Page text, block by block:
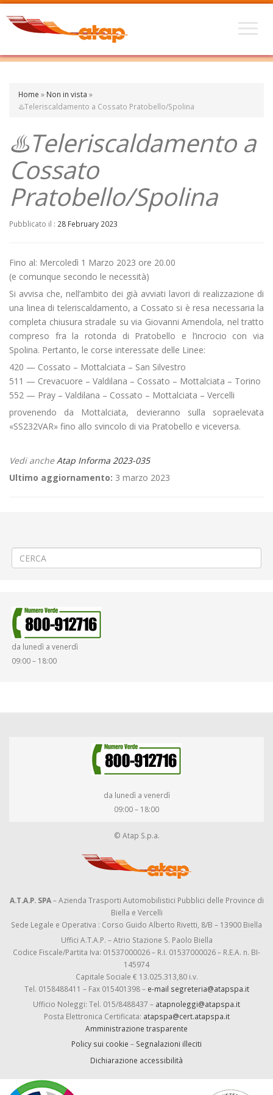
Home » Non in vista »
♨️Teleriscaldamento a Cossato Pratobello/Spolina
♨️Teleriscaldamento a
Cossato
Pratobello/Spolina
Pubblicato il : 28 February 2023
Fino al: Mercoledì 1 Marzo 2023 ore 20.00
(e comunque secondo le necessità)
Si avvisa che, nell’ambito dei già avviati lavori di realizzazione di
una linea di teleriscaldamento, a Cossato si è resa necessaria la
completa chiusura stradale su via Giovanni Amendola, nel tratto
compreso fra la rotonda di Pratobello e l’incrocio con via
Spolina. Pertanto, le corse interessate delle Linee:
420 — Cossato – Mottalciata – San Silvestro
511 — Crevacuore – Valdilana – Cossato – Mottalciata – Torino
552 — Pray – Valdilana – Cossato – Mottalciata – Vercelli
provenendo da Mottalciata, devieranno sulla sopraelevata
«SS232VAR» fino allo svincolo di via Pratobello e viceversa.
Vedi ancheAtap Informa 2023-035
Ultimo aggiornamento: 3 marzo 2023
da lunedì a venerdì
09:00 – 18:00
da lunedì a venerdì
09:00 – 18:00
© Atap S.p.a.
A.T.A.P. SPA– Azienda Trasporti Automobilistici Pubblici delle Province di
Biella e Vercelli
Sede Legale e Operativa : Corso Guido Alberto Rivetti, 8/B – 13900 Biella
Uffici A.T.A.P. – Atrio Stazione S. Paolo Biella
Codice Fiscale/Partita Iva: 01537000026 – R.I. 01537000026 – R.E.A. n. BI-
145974
Capitale Sociale € 13.025.313,80 i.v.
Tel. 0158488411 – Fax 015401398 – e-mail segreteria@atapspa.it
Ufficio Noleggi: Tel. 015/8488437 – atapnoleggi@atapspa.it
Posta Elettronica Certificata: atapspa@cert.atapspa.it
Amministrazione trasparente
Policy sui cookie – Segnalazioni illeciti
Dichiarazione accessibilità